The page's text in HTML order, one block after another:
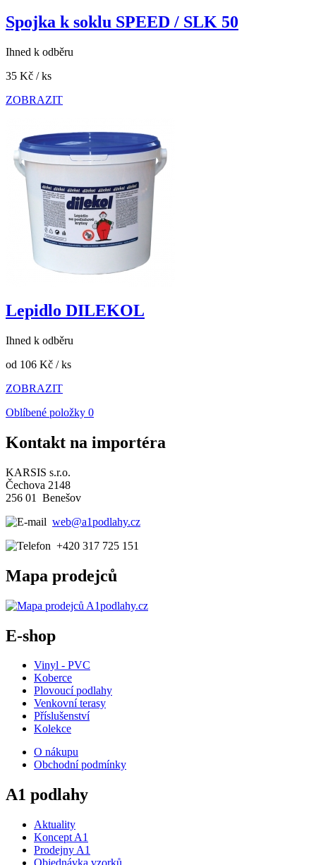
Spojka k soklu SPEED / SLK 50
Ihned k odběru
35 Kč / ks
ZOBRAZIT
Lepidlo DILEKOL
Ihned k odběru
od 106 Kč / ks
ZOBRAZIT
Oblíbené položky 0
Kontakt na importéra
KARSIS s.r.o.
Čechova 2148
256 01 Benešov
web@a1podlahy.cz
+420 317 725 151
Mapa prodejců
E-shop
Vinyl - PVC
Koberce
Plovoucí podlahy
Venkovní terasy
Příslušenství
Kolekce
O nákupu
Obchodní podmínky
A1 podlahy
Aktuality
Koncept A1
Prodejny A1